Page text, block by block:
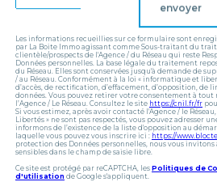
envoyer
Les informations recueillies sur ce formulaire sont
par La Boite Immo agissant comme Sous-traitant du
clientèle/prospects de l'Agence / du Réseau qui reste
Données personnelles. La base légale du traitement
du Réseau. Elles sont conservées jusqu'à demande de
/ au Réseau. Conformément à la loi « informatique et
d’accès, de rectification, d’effacement, d’opposition,
données. Vous pouvez retirer votre consentement à
l’Agence / Le Réseau. Consultez le site https://cnil.fr/fr
Si vous estimez, après avoir contacté l'Agence / le
Libertés » ne sont pas respectés, vous pouvez adresser
informons de l’existence de la liste d'opposition au
laquelle vous pouvez vous inscrire ici : https://
protection des Données personnelles, nous vous invitons
sensibles dans le champ de saisie libre.
Ce site est protégé par reCAPTCHA, les Politiques de
d'utilisation de Google s'appliquent.